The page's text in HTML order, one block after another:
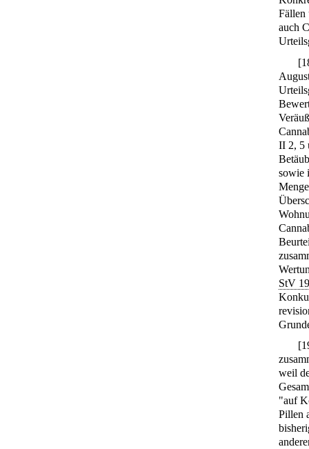
Fällen
auch
[
II 2, 5
sowie
StV
[
weil
"auf
Pillen